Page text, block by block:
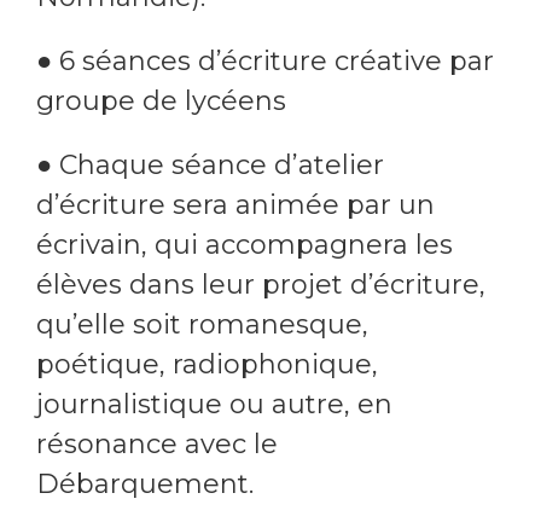
● 6 séances d’écriture créative par
groupe de lycéens
● Chaque séance d’atelier
d’écriture sera animée par un
écrivain, qui accompagnera les
élèves dans leur projet d’écriture,
qu’elle soit romanesque,
poétique, radiophonique,
journalistique ou autre, en
résonance avec le
Débarquement.